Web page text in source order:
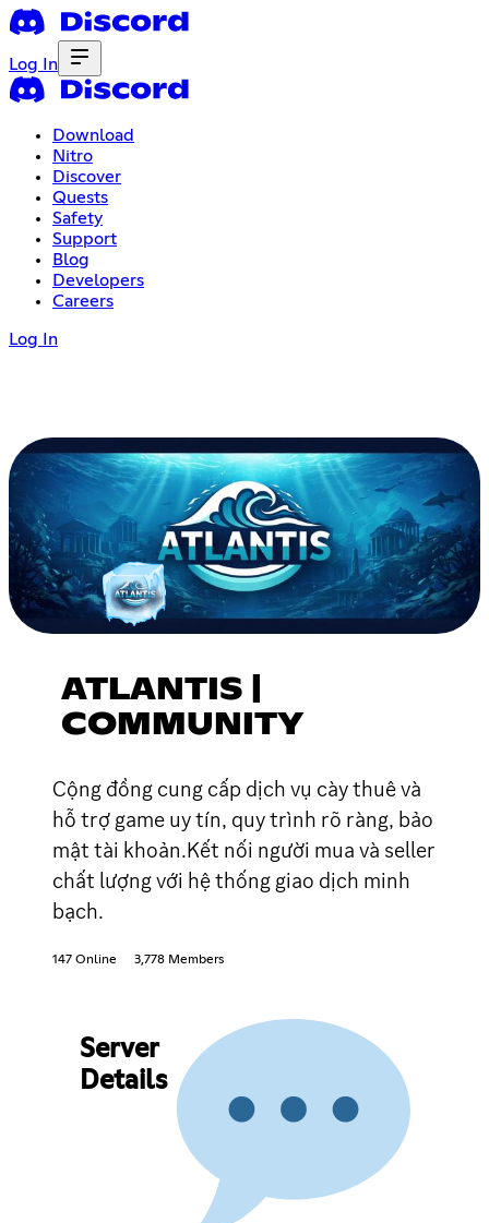
Log In
Download
Nitro
Discover
Quests
Safety
Support
Blog
Developers
Careers
Log In
ATLANTIS |
COMMUNITY
Cộng đồng cung cấp dịch vụ cày thuê và
hỗ trợ game uy tín, quy trình rõ ràng, bảo
mật tài khoản.Kết nối người mua và seller
chất lượng với hệ thống giao dịch minh
bạch.
147 Online 3,778 Members
Server
Details